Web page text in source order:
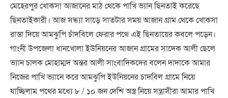
মেহেরপুর খোকসা আজানের মাঠ থেকে পাখি ভ্যান ছিনতাই করেছে
ছিনতাইকারী। আজ সন্ধ্যা সাড়ে সাতটার সময় আজান গ্রাম থেকে খোকসা
রাস্তা দিয়ে আমঝুপি চাঁদবিলে ফেরার পথে এই ছিনতায়ের কবলে পড়েন।
গাংনী উপজেলা ধানখোলা ইউনিয়নের আজান গ্রামের সাদেক আলী ছেলে
ভ্যান চালক মোহাম্মদ অন্তর আলী সাংবাদিকদের বলেন দাদাকে আমার
নিজের পাখি ভ্যানে করে আমঝুপি ইউনিয়নের চাদবিল গ্রামে নিয়ে
যাচ্ছিলাম পথের মধ্যে ৮ / ১০ জন দেশি অস্ত্র নিয়ে সন্ত্রাসীরা আমার পাখি